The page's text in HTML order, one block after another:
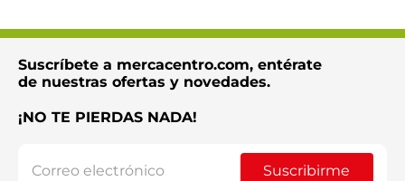
Suscríbete a mercacentro.com, entérate
de nuestras ofertas y novedades.
¡NO TE PIERDAS NADA!
Suscribirme